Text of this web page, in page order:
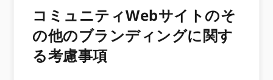
コミュニティWebサイトのそ
の他のブランディングに関す
る考慮事項